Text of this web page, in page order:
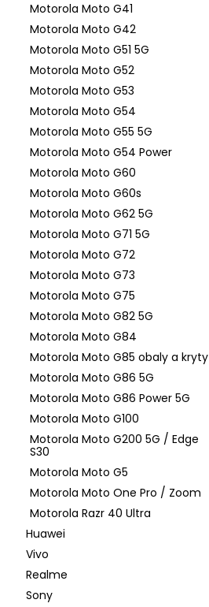
Motorola Moto G41
Motorola Moto G42
Motorola Moto G51 5G
Motorola Moto G52
Motorola Moto G53
Motorola Moto G54
Motorola Moto G55 5G
Motorola Moto G54 Power
Motorola Moto G60
Motorola Moto G60s
Motorola Moto G62 5G
Motorola Moto G71 5G
Motorola Moto G72
Motorola Moto G73
Motorola Moto G75
Motorola Moto G82 5G
Motorola Moto G84
Motorola Moto G85 obaly a kryty
Motorola Moto G86 5G
Motorola Moto G86 Power 5G
Motorola Moto G100
Motorola Moto G200 5G / Edge
S30
Motorola Moto G5
Motorola Moto One Pro / Zoom
Motorola Razr 40 Ultra
Huawei
Vivo
Realme
Sony